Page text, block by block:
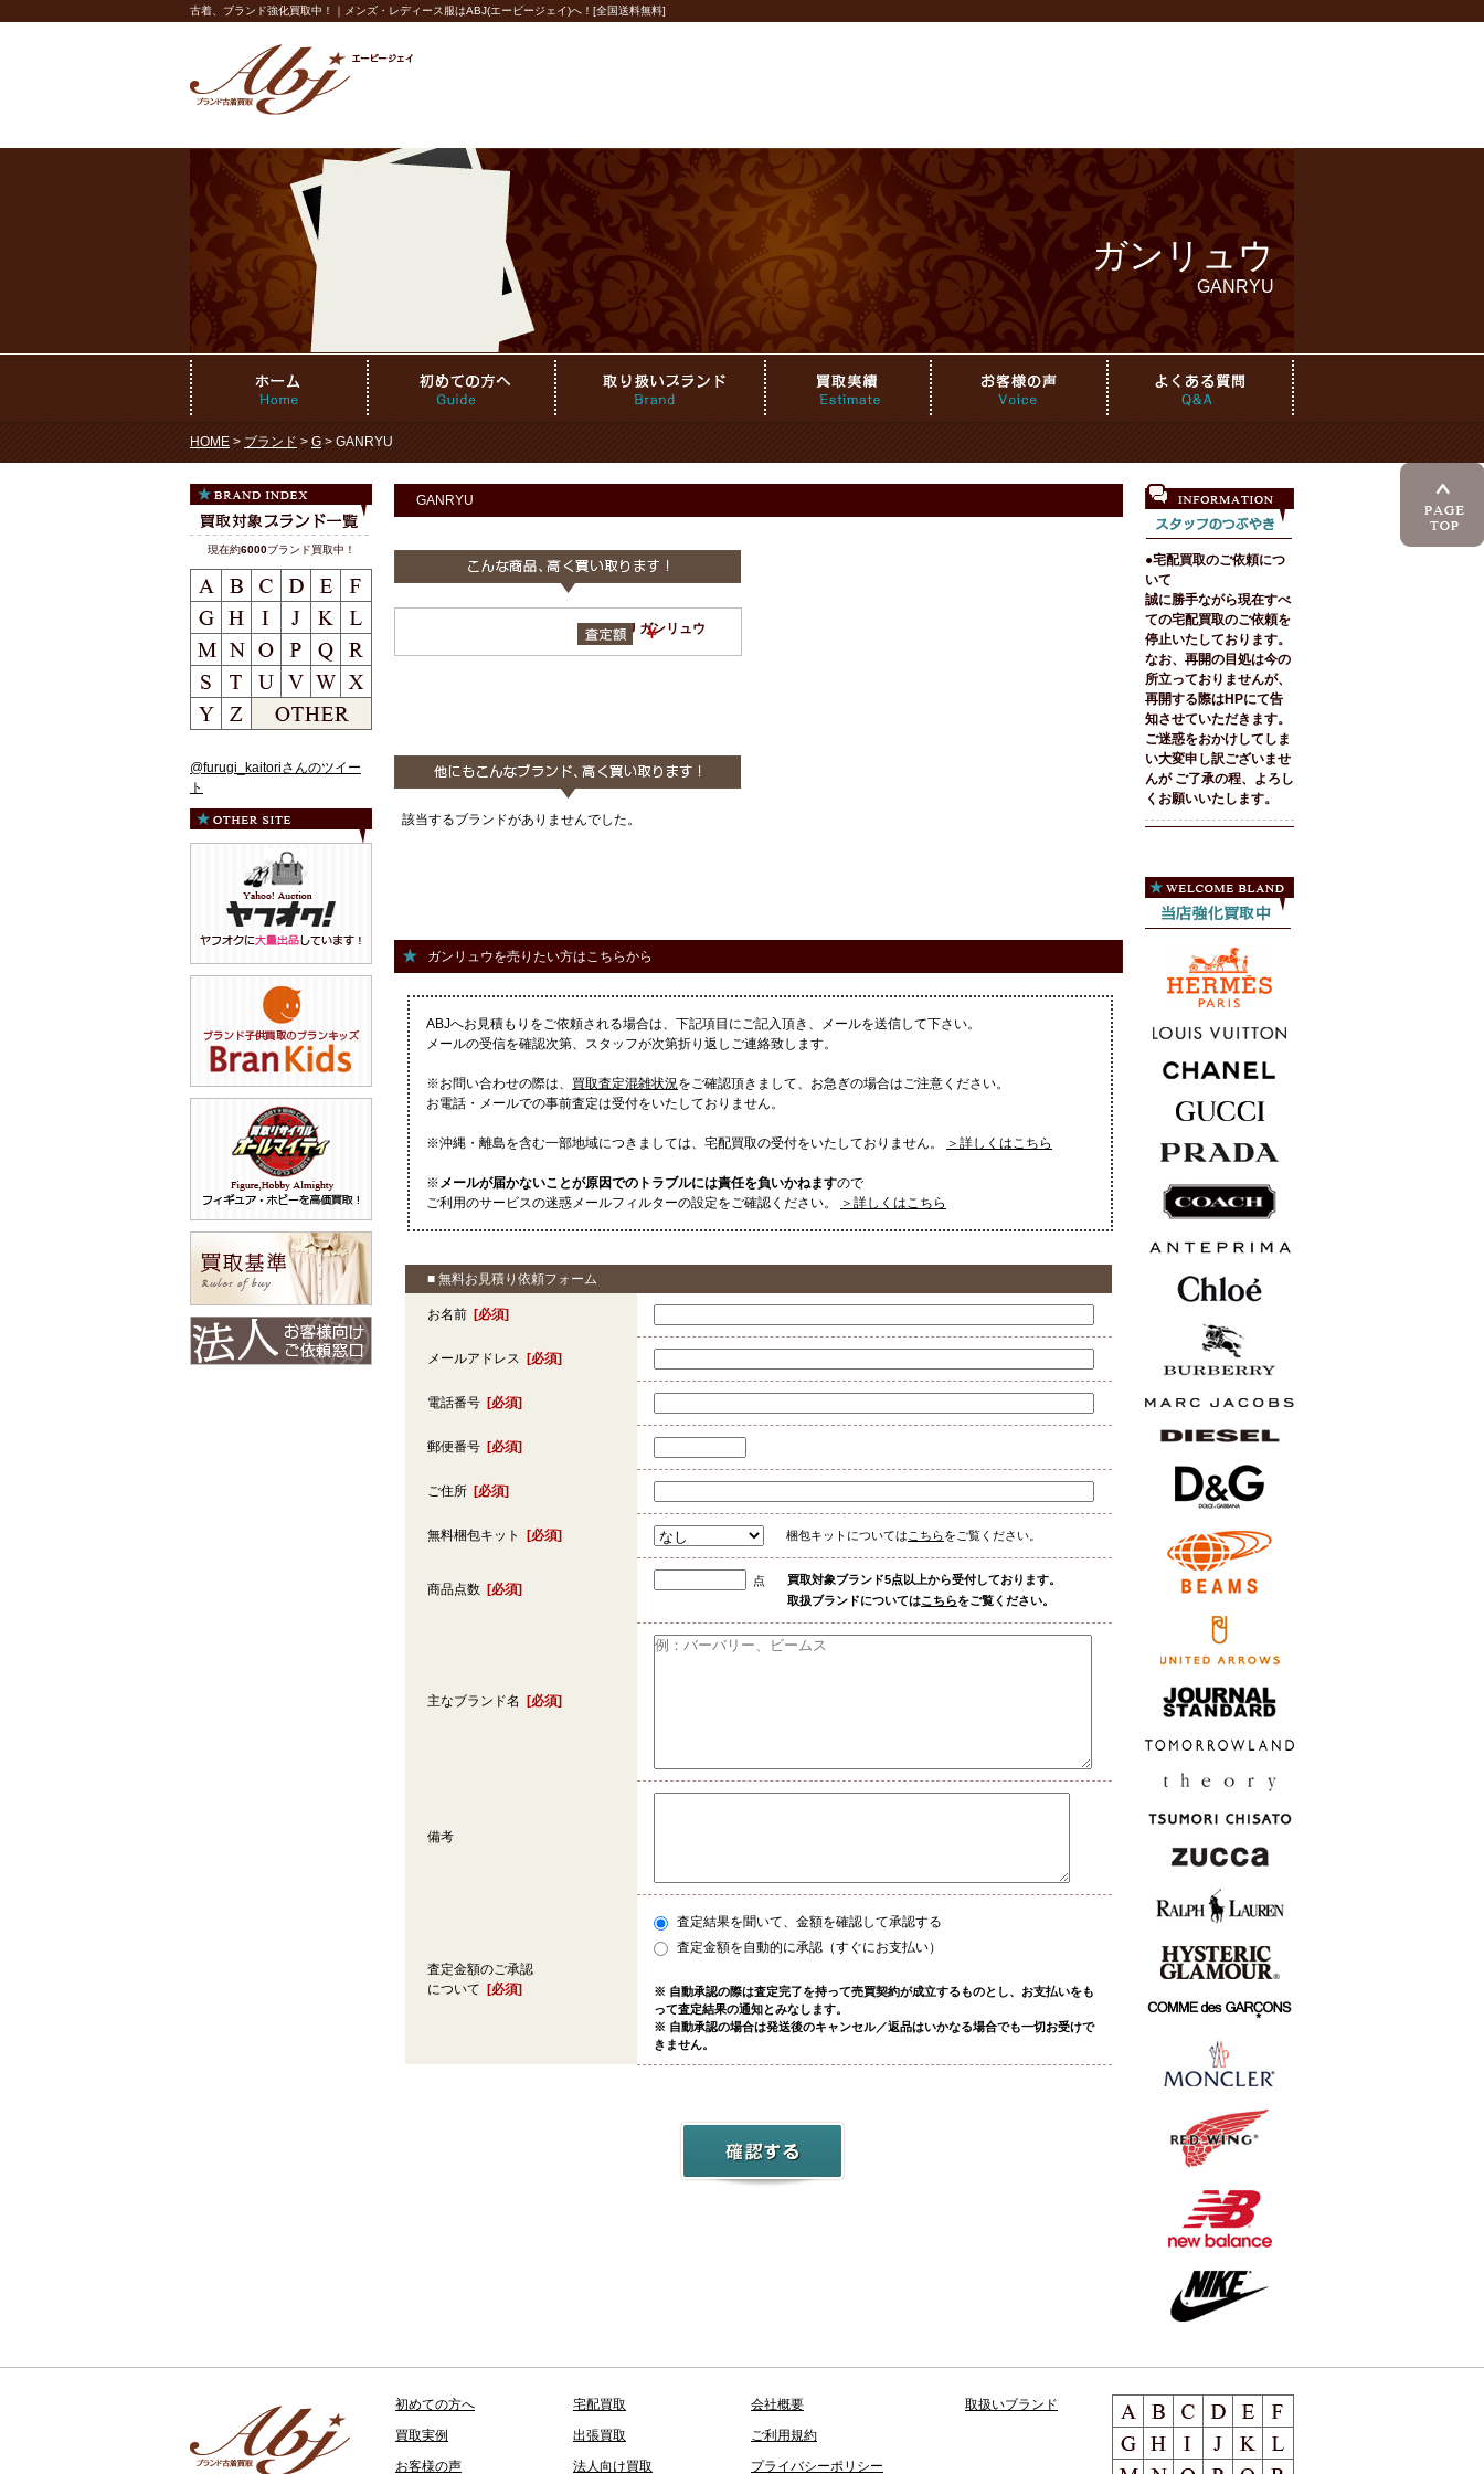
古着、ブランド強化買取中！｜メンズ・レディース服はABJ(エービージェイ)へ！[全国送料無料]
ガンリュウ
GANRYU
HOME > ブランド > G > GANRYU
現在約6000ブランド買取中！
@furugi_kaitoriさんのツイー
ト
GANRYU
GANRYU ガンリュウ
￥
該当するブランドがありませんでした。
ガンリュウを売りたい方はこちらから
ABJへお見積もりをご依頼される場合は、下記項目にご記入頂き、メールを送信して下さい。
メールの受信を確認次第、スタッフが次第折り返しご連絡致します。
※お問い合わせの際は、 買取査定混雑状況をご確認頂きまして、お急ぎの場合はご注意ください。
お電話・メールでの事前査定は受付をいたしておりません。
※沖縄・離島を含む一部地域につきましては、宅配買取の受付をいたしておりません。 ＞詳しくはこちら
※メールが届かないことが原因でのトラブルには責任を負いかねますので
ご利用のサービスの迷惑メールフィルターの設定をご確認ください。
＞詳しくはこちら
■ 無料お見積り依頼フォーム
お名前 [必須]
メールアドレス [必須]
電話番号 [必須]
郵便番号 [必須]
ご住所 [必須]
無料梱包キット [必須] 梱包キットについては こちらをご覧ください。
商品点数 [必須]
点
買取対象ブランド5点以上から受付しております。
取扱ブランドについてはこちらをご覧ください。
主なブランド名 [必須]
備考
査定金額のご承認
について
[必須]
査定結果を聞いて、金額を確認して承認する
査定金額を自動的に承認（すぐにお支払い）
※ 自動承認の際は査定完了を持って売買契約が成立するものとし、お支払いをも
って査定結果の通知とみなします。
※ 自動承認の場合は発送後のキャンセル／返品はいかなる場合でも一切お受けで
きません。
●宅配買取のご依頼につ
いて
誠に勝手ながら現在すべ
ての宅配買取のご依頼を
停止いたしております。
なお、再開の目処は今の
所立っておりませんが、
再開する際はHPにて告
知させていただきます。
ご迷惑をおかけしてしま
い大変申し訳ございませ
んが ご了承の程、よろし
くお願いいたします。
初めての方へ 宅配買取 会社概要
取扱いブランド
買取実例
出張買取
ご利用規約
お客様の声
法人向け買取 プライバシーポリシー